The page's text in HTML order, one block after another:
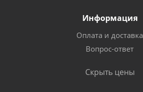
Информация
Оплата и доставка
Вопрос-ответ
Скрыть цены